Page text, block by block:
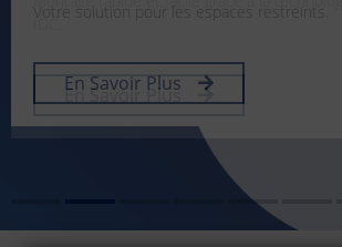
Votre solution pour les espaces restreints.
En Savoir Plus
En Savoir Plus